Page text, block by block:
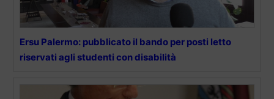
Ersu Palermo: pubblicato il bando per posti letto
riservati agli studenti con disabilità